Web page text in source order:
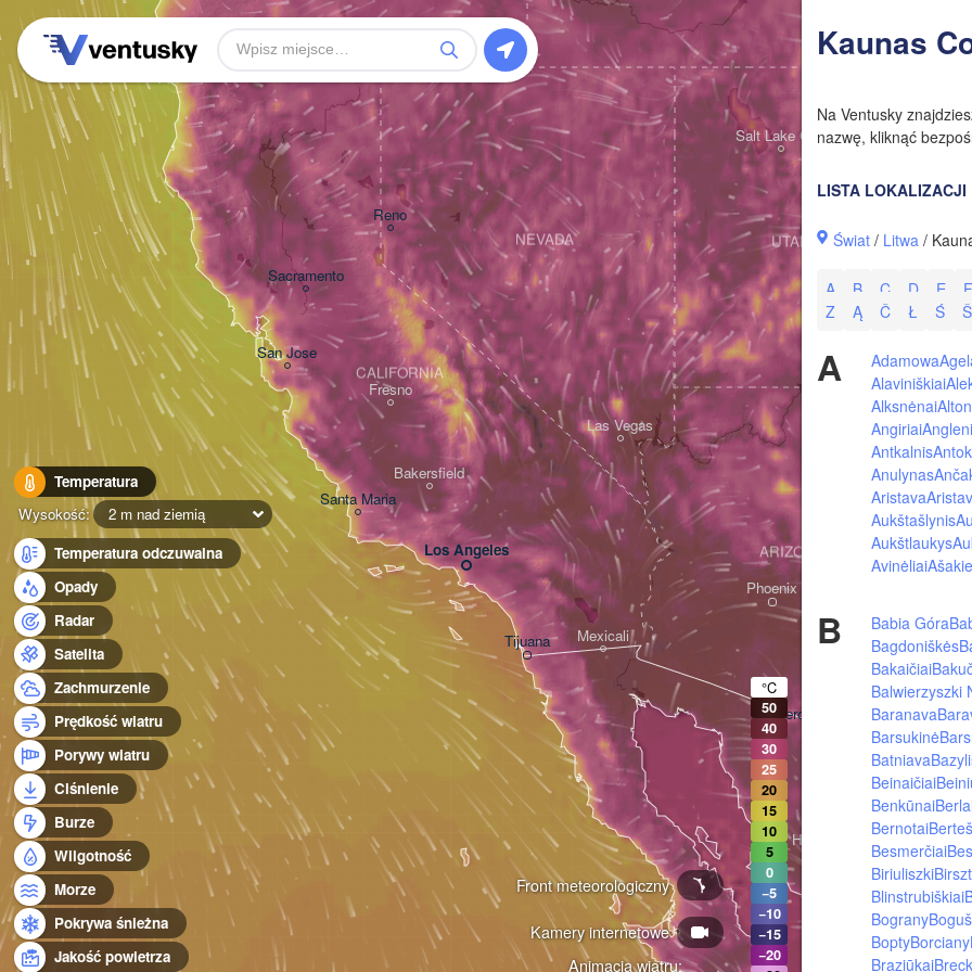
Kaunas
Na Ventusky
nazwę, kliknąć
LISTA LOKALIZACJI
Świat / Litwa /
A B C D E F
Z
Ą Č Ł Ś Š
A Adamowa
Alaviniškiai
Alksnėnai
Angiriai
Antkalnis
Anulynas
Aristava
Aukštašlynis
Aukštlaukys
Avinėliai
B Babia Góra
Bagdoniškės
Bakaičiai
Balwierzyszki
Baranava
Barsukinė
Batniava
Beinaičiai
Benkūnai
Bernotai
Besmerčiai
Biriuliszki
Blinstrubiškiai
Bograny
BoptyBorciany
Braziūkai
Temperatura
Wysokość:
2 m nad ziemią
Temperatura odczuwalna
Opady
Radar
Satelita
Zachmurzenie
Prędkość wiatru
Porywy wiatru
Ciśnienie
Burze
Wilgotność
Morze
Pokrywa śnieżna
Jakość powietrza
Animacja wiatru:
Kamery internetowe
Front meteorologiczny
Los Angeles
Tijuana
San Jose
Las Vegas
Mexicali
Fresno
Reno
Santa Maria
Bakersfield
Sacramento
CALIFORNIA
NEVADA
Phoenix
Salt Lake City
ARIZONA
UTAH
Hermosillo
Heroica Nogales
Ciudad Obregón
°C
50
40
30
25
20
15
10
5
0
−5
−10
−15
−20